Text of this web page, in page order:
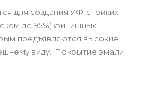
для создания УФ-стойких
до 95%) финишных
предъявляются высокие
виду. Покрытие эмали